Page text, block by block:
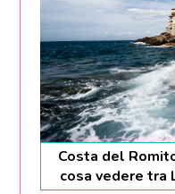
Costa del
cosa vedere tra